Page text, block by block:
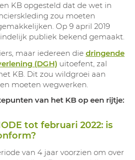
KB opgesteld dat de wet in
zou moeten
Op 9 april 2019
publiek bekend gemaakt.
maar iedereen die dringende
(DGH) uitoefent, zal
KB. Dit zou wildgroei aan
moeten wegwerken.
van het KB op een rijtje:
tot februari 2022: is
van 4 jaar voorzien om over